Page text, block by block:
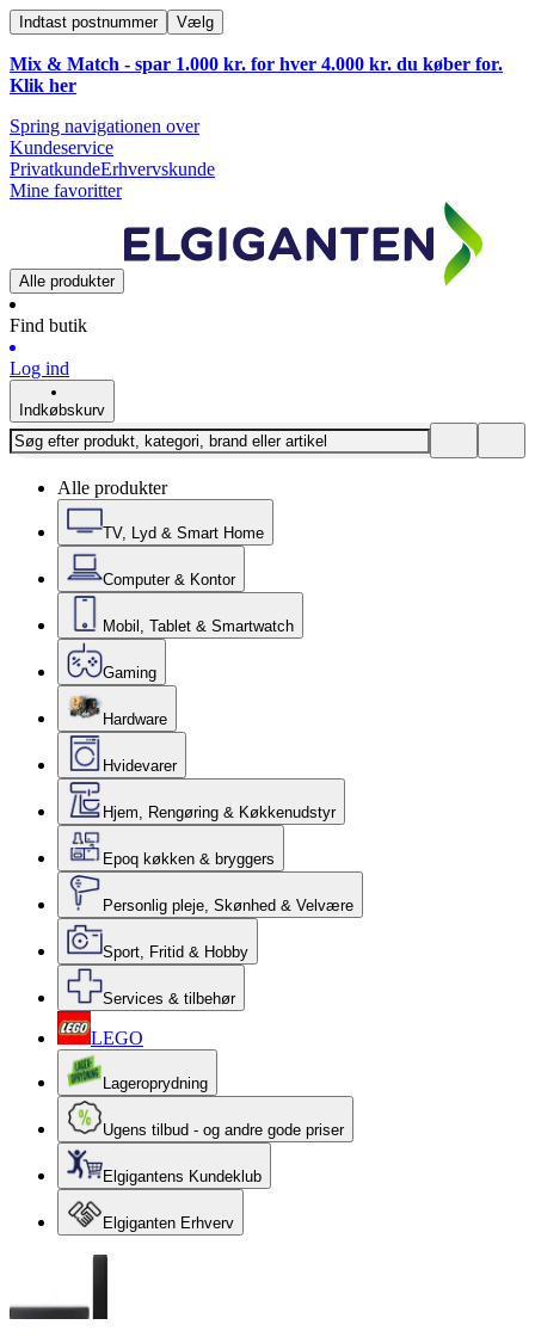
Indtast postnummer Vælg
Mix & Match - spar 1.000 kr. for hver 4.000 kr. du køber for.
Klik her
Spring navigationen over
Kundeservice
PrivatkundeErhvervskunde
Mine favoritter
Alle produkter
Find butik
Log ind
Indkøbskurv
Alle produkter
TV, Lyd & Smart Home
Computer & Kontor
Mobil, Tablet & Smartwatch
Gaming
Hardware
Hvidevarer
Hjem, Rengøring & Køkkenudstyr
Epoq køkken & bryggers
Personlig pleje, Skønhed & Velvære
Sport, Fritid & Hobby
Services & tilbehør
LEGO
Lageroprydning
Ugens tilbud - og andre gode priser
Elgigantens Kundeklub
Elgiganten Erhverv